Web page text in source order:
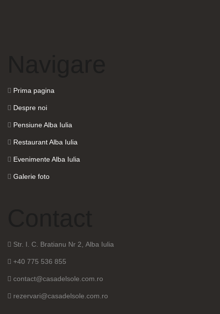
Prima pagina
Despre noi
Pensiune Alba Iulia
Restaurant Alba Iulia
Evenimente Alba Iulia
Galerie foto
Str. I. C. Bratianu Nr 2, Alba Iulia
+40 775 536 855
contact@casadelsole.com.ro
rezervari@casadelsole.com.ro